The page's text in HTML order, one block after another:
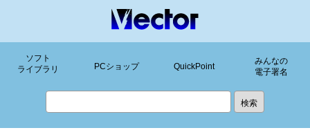
ソフト
ライブラリ
PCショップ QuickPoint
みんなの
電子署名